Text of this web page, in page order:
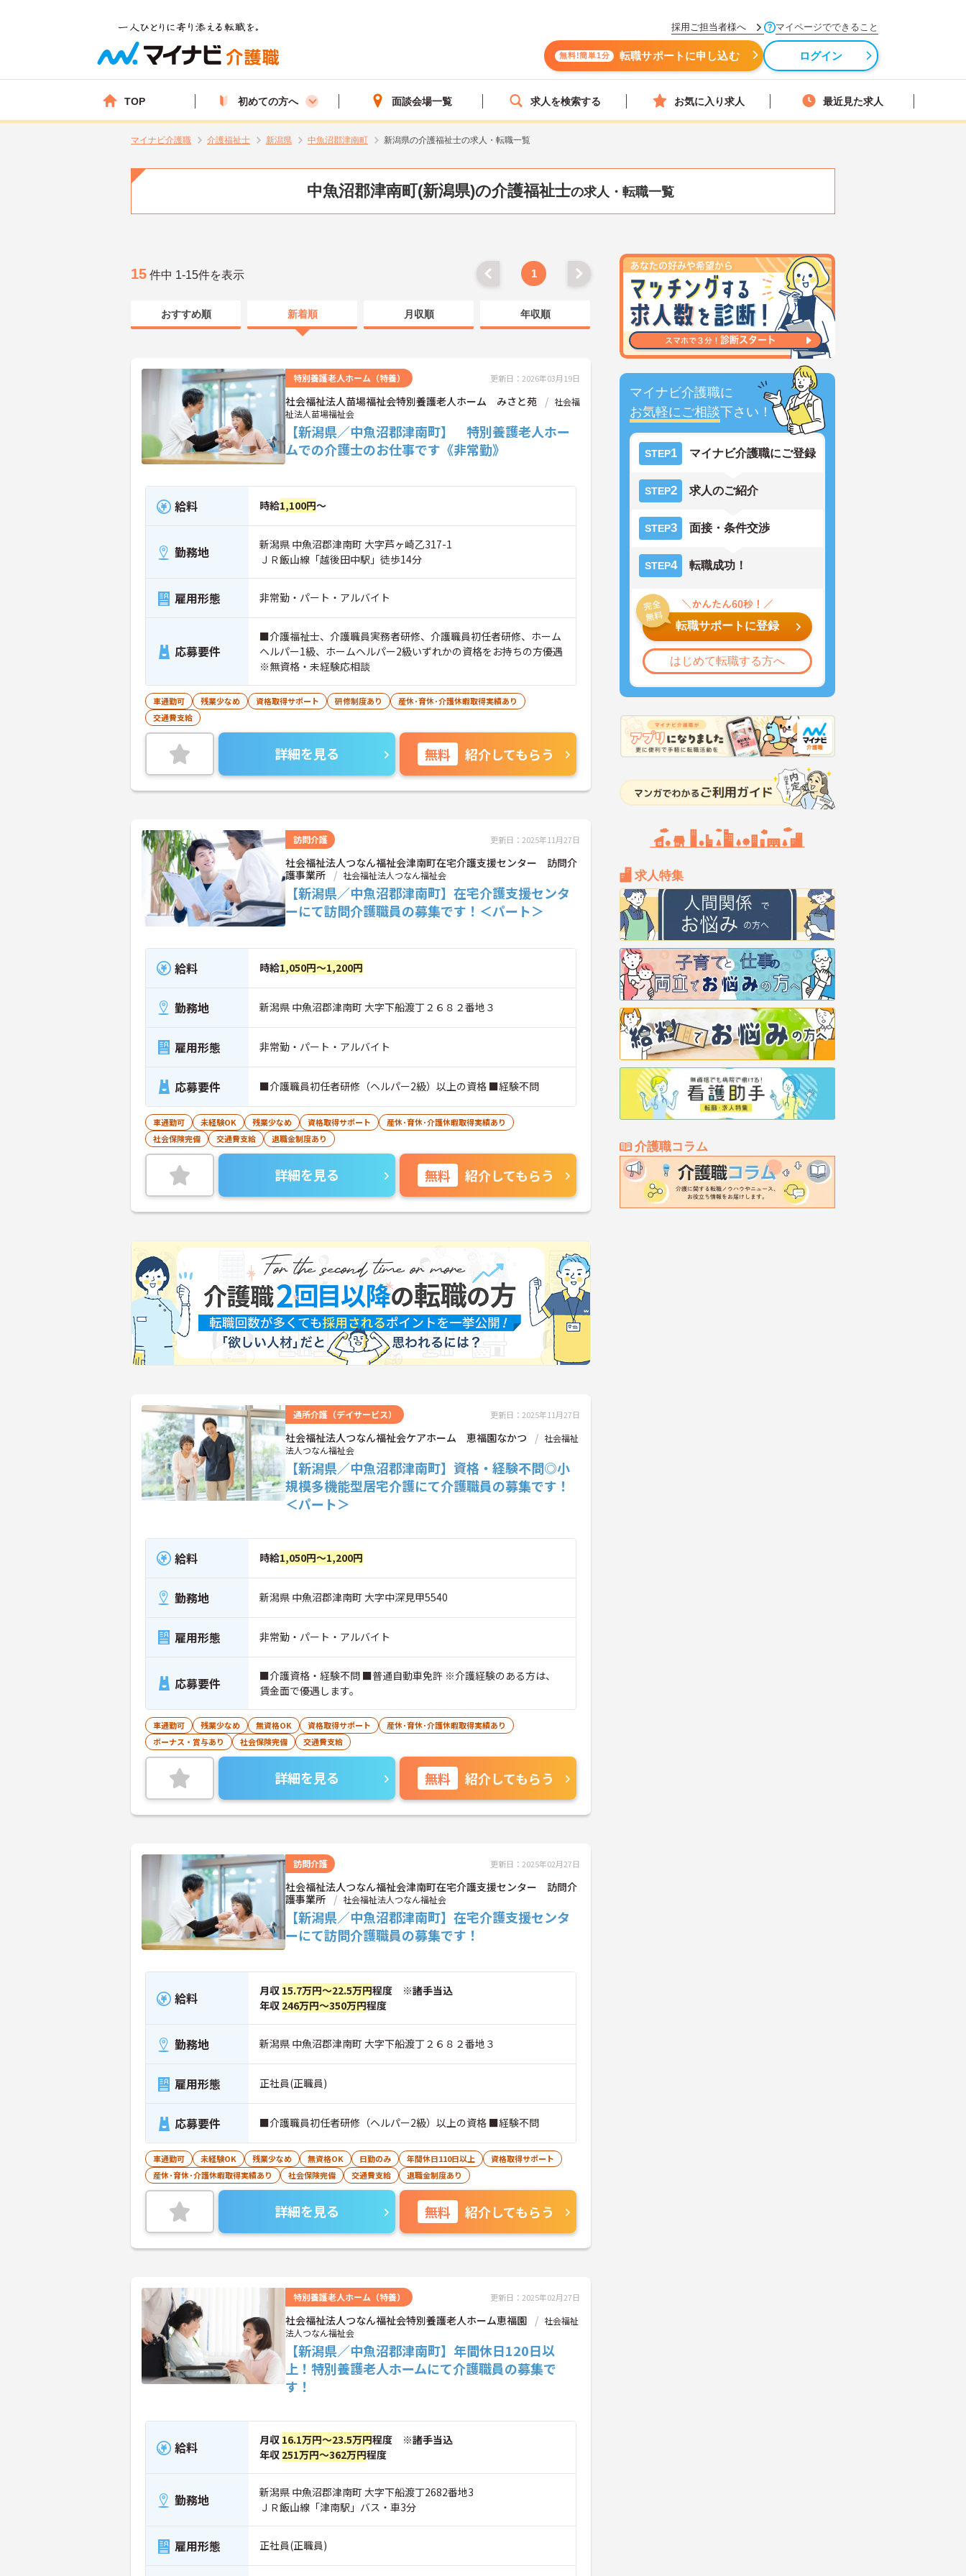
採用ご担当者様へ マイページでできること
無料!簡単1分 転職サポートに申し込む ログイン
TOP 初めての方へ 面談会場一覧 求人を検索する お気に入り求人 最近見た求人
マイナビ介護職 介護福祉士 新潟県 中魚沼郡津南町 新潟県の介護福祉士の求人・転職一覧
中魚沼郡津南町(新潟県)の介護福祉士の求人・転職一覧
マイナビ介護職に
お気軽にご相談下さい！
STEP1 マイナビ介護職にご登録
STEP2 求人のご紹介
STEP3 面接・条件交渉
STEP4 転職成功！
転職サポートに登録
はじめて転職する方へ
求人特集
介護職コラム
15 件中 1-15件を表示 1
おすすめ順 新着順 月収順 年収順
特別養護老人ホーム（特養） 更新日：2026年03月19日
社会福祉法人苗場福祉会特別養護老人ホーム みさと苑
社会福
祉法人苗場福祉会
【新潟県／中魚沼郡津南町】 特別養護老人ホー
ムでの介護士のお仕事です《非常勤》
給料 時給1,100円～
勤務地
新潟県 中魚沼郡津南町 大字芦ヶ崎乙317-1
ＪＲ飯山線「越後田中駅」徒歩14分
雇用形態 非常勤・パート・アルバイト
応募要件
■介護福祉士、介護職員実務者研修、介護職員初任者研修、ホーム
ヘルパー1級、ホームヘルパー2級いずれかの資格をお持ちの方優遇
※無資格・未経験応相談
車通勤可 残業少なめ 資格取得サポート 研修制度あり
産休･育休･介護休暇取得実績あり
交通費支給
詳細を見る 無料 紹介してもらう
訪問介護 更新日：2025年11月27日
社会福祉法人つなん福祉会津南町在宅介護支援センター 訪問介
護事業所
社会福祉法人つなん福祉会
【新潟県／中魚沼郡津南町】在宅介護支援センタ
ーにて訪問介護職員の募集です！＜パート＞
給料 時給1,050円～1,200円
勤務地 新潟県 中魚沼郡津南町 大字下船渡丁２６８２番地３
雇用形態 非常勤・パート・アルバイト
応募要件 ■介護職員初任者研修（ヘルパー2級）以上の資格 ■経験不問
車通勤可 未経験OK 残業少なめ 資格取得サポート
産休･育休･介護休暇取得実績あり
社会保険完備
交通費支給 退職金制度あり
詳細を見る 無料 紹介してもらう
通所介護（デイサービス） 更新日：2025年11月27日
社会福祉法人つなん福祉会ケアホーム 恵福園なかつ
社会福祉
法人つなん福祉会
【新潟県／中魚沼郡津南町】資格・経験不問◎小
規模多機能型居宅介護にて介護職員の募集です！
＜パート＞
給料 時給1,050円～1,200円
勤務地 新潟県 中魚沼郡津南町 大字中深見甲5540
雇用形態 非常勤・パート・アルバイト
応募要件
■介護資格・経験不問 ■普通自動車免許 ※介護経験のある方は、
賃金面で優遇します。
車通勤可 残業少なめ 無資格OK 資格取得サポート
産休･育休･介護休暇取得実績あり
ボーナス・賞与あり
社会保険完備 交通費支給
詳細を見る 無料 紹介してもらう
訪問介護 更新日：2025年02月27日
社会福祉法人つなん福祉会津南町在宅介護支援センター 訪問介
護事業所
社会福祉法人つなん福祉会
【新潟県／中魚沼郡津南町】在宅介護支援センタ
ーにて訪問介護職員の募集です！
給料 月収 15.7万円～22.5万円程度 ※諸手当込
年収 246万円～350万円程度
勤務地 新潟県 中魚沼郡津南町 大字下船渡丁２６８２番地３
雇用形態 正社員(正職員)
応募要件 ■介護職員初任者研修（ヘルパー2級）以上の資格 ■経験不問
車通勤可 未経験OK 残業少なめ 無資格OK 日勤のみ 年間休日110日以上
資格取得サポート
産休･育休･介護休暇取得実績あり
社会保険完備 交通費支給 退職金制度あり
詳細を見る 無料 紹介してもらう
特別養護老人ホーム（特養） 更新日：2025年02月27日
社会福祉法人つなん福祉会特別養護老人ホーム恵福園
社会福祉
法人つなん福祉会
【新潟県／中魚沼郡津南町】年間休日120日以
上！特別養護老人ホームにて介護職員の募集で
す！
給料 月収 16.1万円～23.5万円程度 ※諸手当込
年収 251万円～362万円程度
勤務地
新潟県 中魚沼郡津南町 大字下船渡丁2682番地3
ＪＲ飯山線「津南駅」バス・車3分
雇用形態 正社員(正職員)